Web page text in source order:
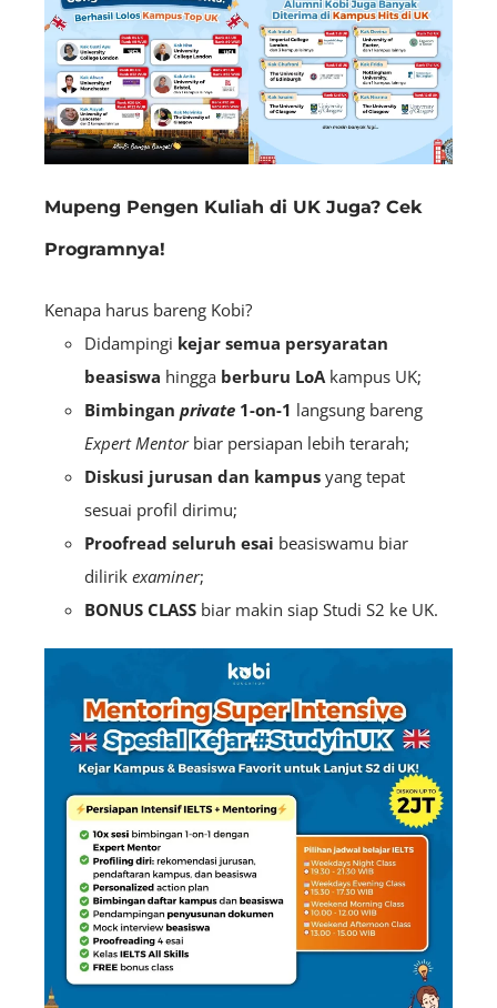
Mupeng Pengen Kuliah di UK Juga? Cek
Programnya!
Kenapa harus bareng Kobi?
Didampingi kejar semua persyaratan
beasiswa hingga berburu LoA kampus UK;
Bimbingan private 1-on-1 langsung bareng
Expert Mentorbiar persiapan lebih terarah;
Diskusi jurusan dan kampus yang tepat
sesuai profil dirimu;
Proofread seluruh esai beasiswamu biar
dilirik examiner;
BONUS CLASS biar makin siap Studi S2 ke UK.